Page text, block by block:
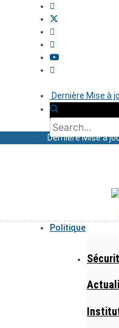
Dernière Mise à
Dernière Mise à
Politique